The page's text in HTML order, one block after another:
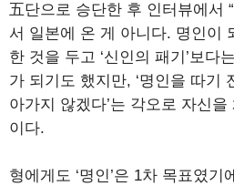
五단으로 승단한 후 인터뷰에서
서 일본에 온 게 아니다. 명인이
한 것을 두고 ‘신인의 패기’보다
가 되기도 했지만, ‘명인을 따기
아가지 않겠다’는 각오로 자신
이다.
형에게도 ‘명인’은 1차 목표였